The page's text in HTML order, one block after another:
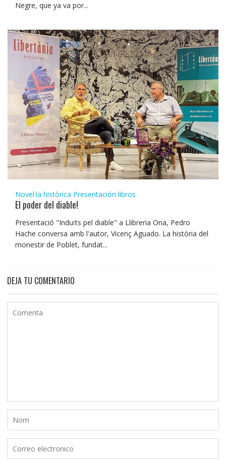
Negre, que ya va por...
Novel·la històrica Presentación libros
El poder del diable!
Presentació "Induïts pel diable" a Llibreria Ona, Pedro
Hache conversa amb l'autor, Vicenç Aguado. La història del
monestir de Poblet, fundat...
DEJA TU COMENTARIO